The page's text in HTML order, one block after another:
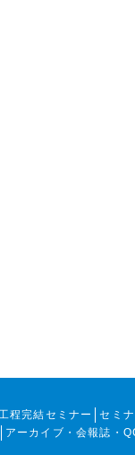
程完結セミナー
セミ
アーカイブ・会報誌・